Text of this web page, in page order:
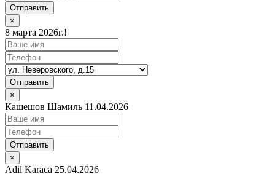
Отправить
×
8 марта 2026г.!
Отправить
×
Кашешов Шамиль 11.04.2026
Отправить
×
Adil Karaca 25.04.2026